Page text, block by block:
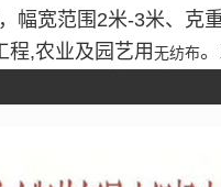
宽范围2米-3米、克重
程,农业及园艺用无纺布